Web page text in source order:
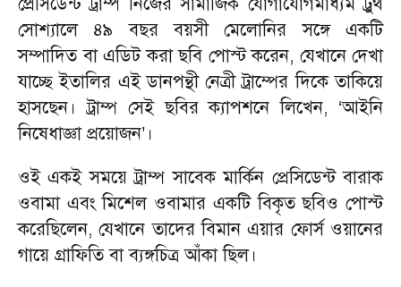
সোশ্যালে ৪৯ বছর বয়সী মেলোনির সঙ্গে একটি
সম্পাদিত বা এডিট করা ছবি পোস্ট করেন, যেখানে দেখা
যাচ্ছে ইতালির এই ডানপন্থী নেত্রী ট্রাম্পের দিকে তাকিয়ে
হাসছেন। ট্রাম্প সেই ছবির ক্যাপশনে লিখেন, ‘আইনি
নিষেধাজ্ঞা প্রয়োজন’।
ওই একই সময়ে ট্রাম্প সাবেক মার্কিন প্রেসিডেন্ট বারাক
ওবামা এবং মিশেল ওবামার একটি বিকৃত ছবিও পোস্ট
করেছিলেন, যেখানে তাদের বিমান এয়ার ফোর্স ওয়ানের
গায়ে গ্রাফিতি বা ব্যঙ্গচিত্র আঁকা ছিল।